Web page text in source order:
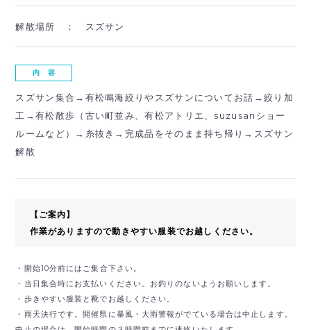
解散場所 ： スズサン
内 容
スズサン集合→有松鳴海絞りやスズサンについてお話→絞り加
工→有松散歩（古い町並み、有松アトリエ、suzusanショー
ルームなど）→糸抜き→完成品をそのまま持ち帰り→スズサン
解散
【ご案内】
作業がありますので動きやすい服装でお越しください。
・開始10分前にはご集合下さい。
・当日集合時にお支払いください。お釣りのないようお願いします。
・歩きやすい服装と靴でお越しください。
・雨天決行です。開催県に暴風・大雨警報がでている場合は中止します。